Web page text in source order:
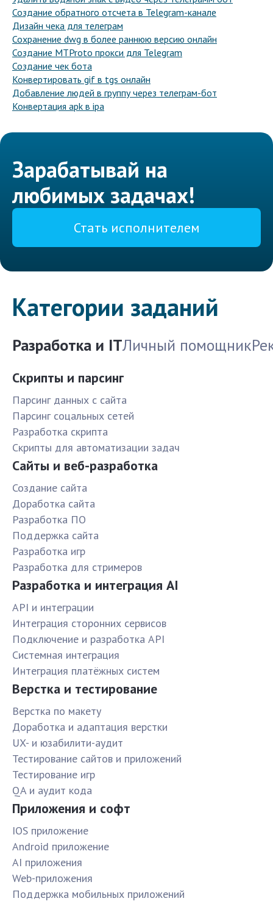
Создание обратного отсчета в Telegram-канале
Дизайн чека для телеграм
Сохранение dwg в более раннюю версию онлайн
Создание MTProto прокси для Telegram
Создание чек бота
Конвертировать gif в tgs онлайн
Добавление людей в группу через телеграм-бот
Конвертация apk в ipa
Зарабатывай на
любимых задачах!
Стать исполнителем
Категории заданий
Разработка и ITЛичный помощник
Скрипты и парсинг
Парсинг данных с сайта
Парсинг соцальных сетей
Разработка скрипта
Скрипты для автоматизации задач
Сайты и веб-разработка
Создание сайта
Доработка сайта
Разработка ПО
Поддержка сайта
Разработка игр
Разработка для стримеров
Разработка и интеграция AI
API и интеграции
Интеграция сторонних сервисов
Подключение и разработка API
Системная интеграция
Интеграция платёжных систем
Верстка и тестирование
Верстка по макету
Доработка и адаптация верстки
UX- и юзабилити-аудит
Тестирование сайтов и приложений
Тестирование игр
QA и аудит кода
Приложения и софт
IOS приложение
Android приложение
AI приложения
Web-приложения
Поддержка мобильных приложений